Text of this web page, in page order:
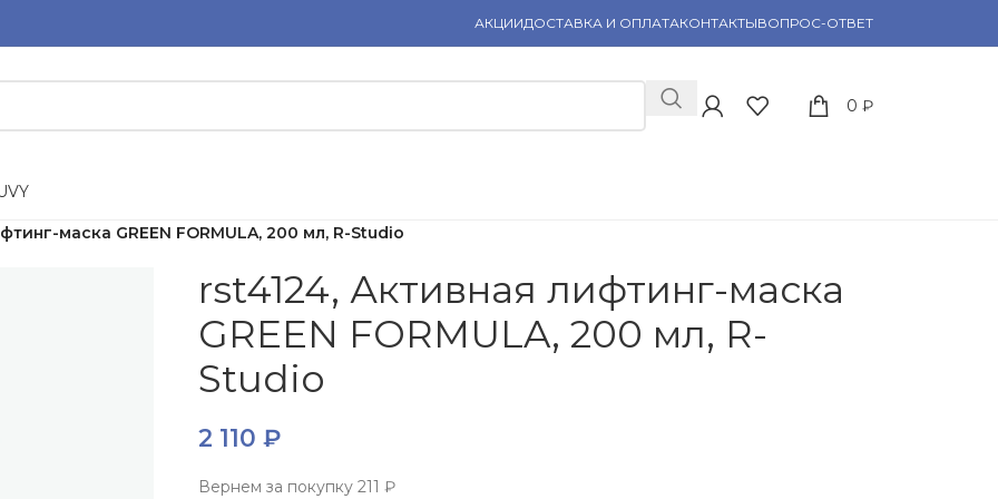
АКЦИИДОСТАВКА И ОПЛАТАКОНТАКТЫВОПРОС-ОТВЕТ
0 ₽
VY
маска GREEN FORMULA, 200 мл, R-Studio
rst4124, Активная лифтинг-маска
GREEN FORMULA, 200 мл, R-
Studio
2 110 ₽
Вернем за покупку211 ₽